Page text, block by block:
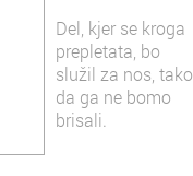
Del, kjer se kroga
prepletata, bo
služil za nos, tako
da ga ne bomo
brisali.